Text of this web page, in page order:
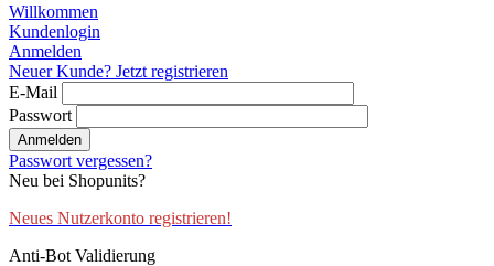
Willkommen
Kundenlogin
Anmelden
Neuer Kunde? Jetzt registrieren
E-Mail
Passwort
Anmelden
Passwort vergessen?
Neu bei Shopunits?
Neues Nutzerkonto registrieren!
Anti-Bot Validierung